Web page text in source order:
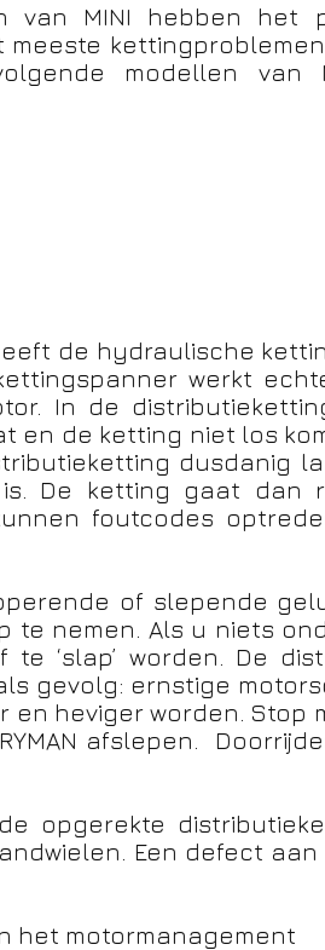
van MINI hebben het
kettingproblemen
modellen van
de hydraulische
werkt
In de
en de ketting niet los
dusdanig
De ketting gaat dan
foutcodes
of slepende
te nemen. Als u niets
‘slap’ worden. De
gevolg: ernstige
heviger worden. Stop
afslepen.
opgerekte
Een defect
het motormanagement